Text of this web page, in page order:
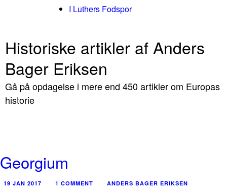
I Luthers Fodspor
Historiske artikler af Anders
Bager Eriksen
Gå på opdagelse i mere end 450 artikler om Europas
historie
Georgium
19 JAN 2017 1 COMMENT ANDERS BAGER ERIKSEN